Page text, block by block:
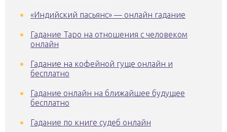
«Индийский пасьянс» — онлайн гадание
Гадание Таро на отношения с человеком
онлайн
Гадание на кофейной гуще онлайн и
бесплатно
Гадание онлайн на ближайшее будущее
бесплатно
Гадание по книге судеб онлайн